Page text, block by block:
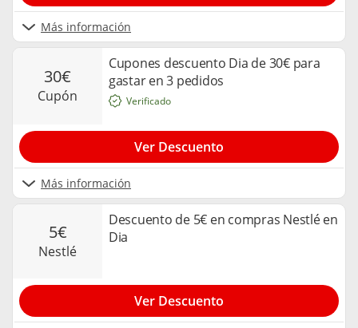
Más información
30€
cupón
Cupones descuento Dia de 30€ para
gastar en 3 pedidos
Más información
Verificado
Ver Descuento
5€
nestlé
Descuento de 5€ en compras Nestlé en
Dia
Ver Descuento